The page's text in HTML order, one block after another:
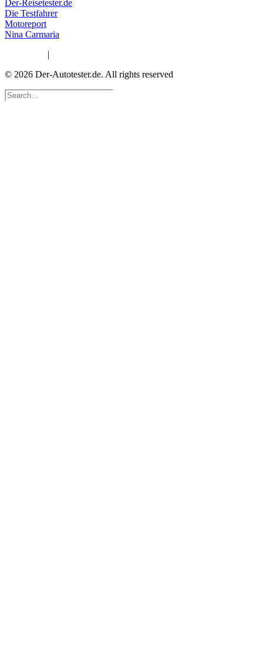
Der-Reisetester.de
Die Testfahrer
Motoreport
Nina Carmaria
|
© 2026 Der-Autotester.de. All rights reserved